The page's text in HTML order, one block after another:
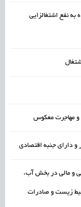
به نفع اشتغالزایی
و مهاجرت معکوس
و دارای جنبه اقتصادی
و مالی در بخش آب،
زیست و صادرات